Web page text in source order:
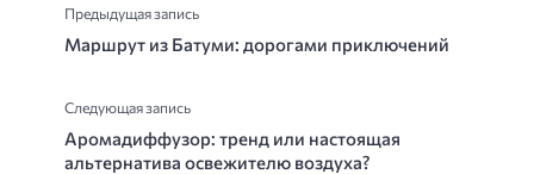
Предыдущая запись
Маршрут из Батуми: дорогами приключений
Следующая запись
Аромадиффузор: тренд или настоящая
альтернатива освежителю воздуха?